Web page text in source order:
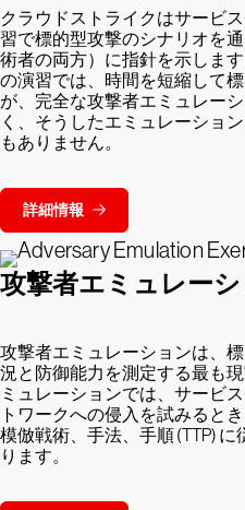
クラウドストライクはサービ
習で標的型攻撃のシナリオを
術者の両方）に指針を示しま
の演習では、時間を短縮して
が、完全な攻撃者エミュレー
く、そうしたエミュレーショ
もありません。
詳細情報
攻撃者エミュレー
攻撃者エミュレーションは、
況と防御能力を測定する最も
ミュレーションでは、サービ
トワークへの侵入を試みると
模倣戦術、手法、手順 (TTP)
ります。